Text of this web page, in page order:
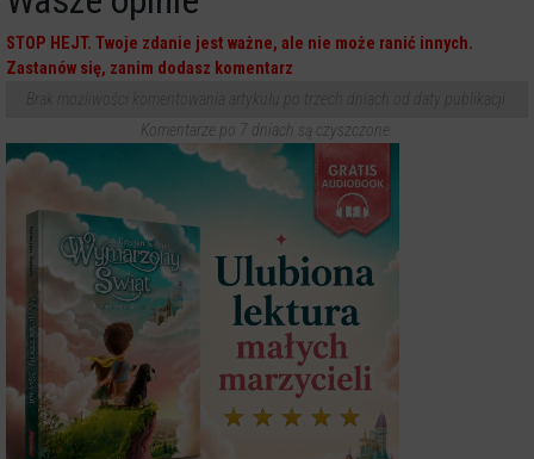
STOP HEJT. Twoje zdanie jest ważne, ale nie może ranić innych.
Zastanów się, zanim dodasz komentarz
Komentarze po 7 dniach są czyszczone.